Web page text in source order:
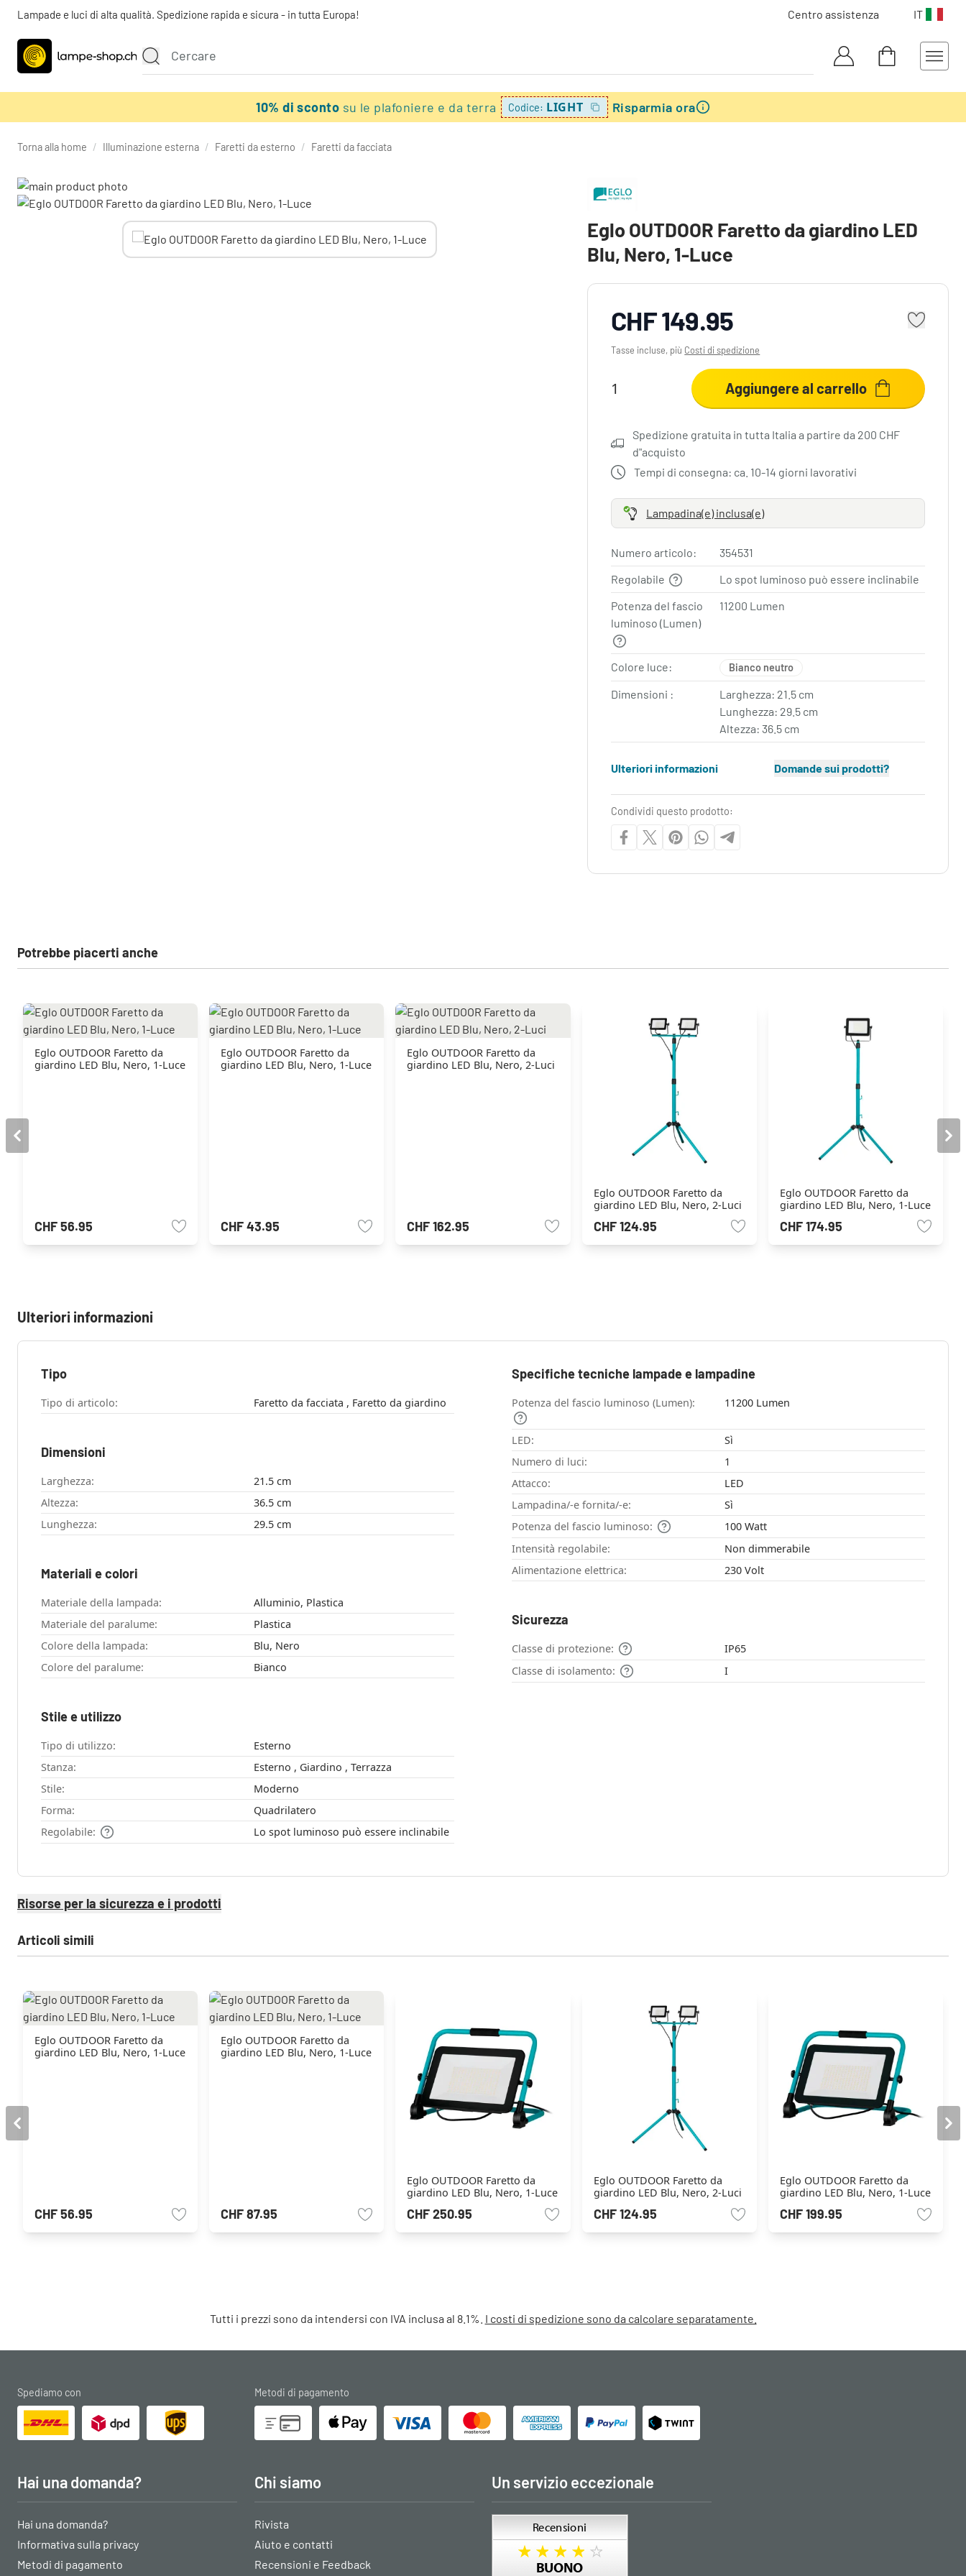
Lampade e luci di alta qualità. Spedizione rapida e sicura - in tutta Europa! Centro assistenza IT
10% di sconto su le plafoniere e da terra Codice: LIGHT Risparmia ora
Torna alla home / Illuminazione esterna / Faretti da esterno / Faretti da facciata
Eglo OUTDOOR Faretto da giardino LED
Blu, Nero, 1-Luce
CHF 149.95
Tasse incluse, più Costi di spedizione
Aggiungere al carrello
Spedizione gratuita in tutta Italia a partire da 200 CHF
d"acquisto
Tempi di consegna: ca. 10-14 giorni lavorativi
Lampadina(e) inclusa(e)
Numero articolo:
354531
Regolabile
Lo spot luminoso può essere inclinabile
Potenza del fascio
luminoso (Lumen)
11200 Lumen
Colore luce: Bianco neutro
Dimensioni :
Larghezza: 21.5 cm
Lunghezza: 29.5 cm
Altezza: 36.5 cm
Ulteriori informazioni Domande sui prodotti?
Condividi questo prodotto:
Potrebbe piacerti anche
Eglo OUTDOOR Faretto da
giardino LED Blu, Nero, 1-Luce
CHF 56.95
Eglo OUTDOOR Faretto da
giardino LED Blu, Nero, 1-Luce
CHF 43.95
Eglo OUTDOOR Faretto da
giardino LED Blu, Nero, 2-Luci
CHF 162.95
Eglo OUTDOOR Faretto da
giardino LED Blu, Nero, 2-Luci
CHF 124.95
Eglo OUTDOOR Faretto da
giardino LED Blu, Nero, 1-Luce
CHF 174.95
Ulteriori informazioni
Tipo
Tipo di articolo: Faretto da facciata , Faretto da giardino
Dimensioni
Larghezza:
21.5 cm
Altezza:
36.5 cm
Lunghezza:
29.5 cm
Materiali e colori
Materiale della lampada:
Alluminio, Plastica
Materiale del paralume:
Plastica
Colore della lampada:
Blu, Nero
Colore del paralume:
Bianco
Stile e utilizzo
Tipo di utilizzo:
Esterno
Stanza:
Esterno , Giardino , Terrazza
Stile:
Moderno
Forma:
Quadrilatero
Regolabile:
Lo spot luminoso può essere inclinabile
Specifiche tecniche lampade e lampadine
Potenza del fascio luminoso (Lumen): 11200 Lumen
LED:
Sì
Numero di luci:
1
Attacco:
LED
Lampadina/-e fornita/-e:
Sì
Potenza del fascio luminoso:
100 Watt
Intensità regolabile:
Non dimmerabile
Alimentazione elettrica:
230 Volt
Sicurezza
Classe di protezione:
IP65
Classe di isolamento:
I
Risorse per la sicurezza e i prodotti
Articoli simili
Eglo OUTDOOR Faretto da
giardino LED Blu, Nero, 1-Luce
CHF 56.95
Eglo OUTDOOR Faretto da
giardino LED Blu, Nero, 1-Luce
CHF 87.95
Eglo OUTDOOR Faretto da
giardino LED Blu, Nero, 1-Luce
CHF 250.95
Eglo OUTDOOR Faretto da
giardino LED Blu, Nero, 2-Luci
CHF 124.95
Eglo OUTDOOR Faretto da
giardino LED Blu, Nero, 1-Luce
CHF 199.95
Tutti i prezzi sono da intendersi con IVA inclusa al 8.1%. I costi di spedizione sono da calcolare separatamente.
Spediamo con Metodi di pagamento
Hai una domanda?
Hai una domanda?
Informativa sulla privacy
Metodi di pagamento
Chi siamo
Rivista
Aiuto e contatti
Recensioni e Feedback
Un servizio eccezionale